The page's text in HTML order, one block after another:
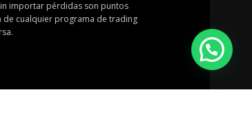
importar pérdidas son puntos
de cualquier programa de trading